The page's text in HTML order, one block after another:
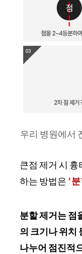
우리 병원에서
큰점 제거 시
하는 방법은 ‘
분할 제거는 점
의 크기나 위치
나누어 점진적